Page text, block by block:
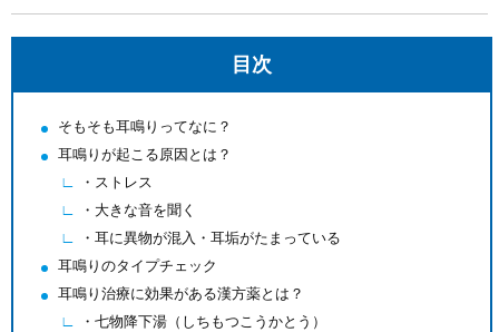
目次
そもそも耳鳴りってなに？
耳鳴りが起こる原因とは？
・ストレス
・大きな音を聞く
・耳に異物が混入・耳垢がたまっている
耳鳴りのタイプチェック
耳鳴り治療に効果がある漢方薬とは？
・七物降下湯（しちもつこうかとう）